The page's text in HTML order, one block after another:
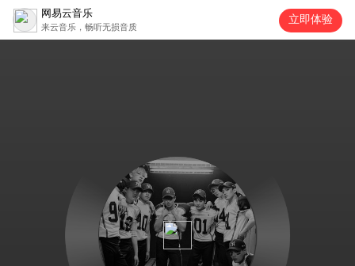
网易云音乐
来云音乐，畅听无损音质
立即体验